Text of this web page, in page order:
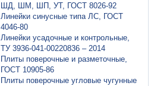
ШД, ШМ, ШП, УТ, ГОСТ 8026-92
Линейки синусные типа ЛС, ГОСТ
4046-80
Линейки усадочные и контрольные,
ТУ 3936-041-00220836 – 2014
Плиты поверочные и разметочные,
ГОСТ 10905-86
Плиты поверочные угловые чугунные